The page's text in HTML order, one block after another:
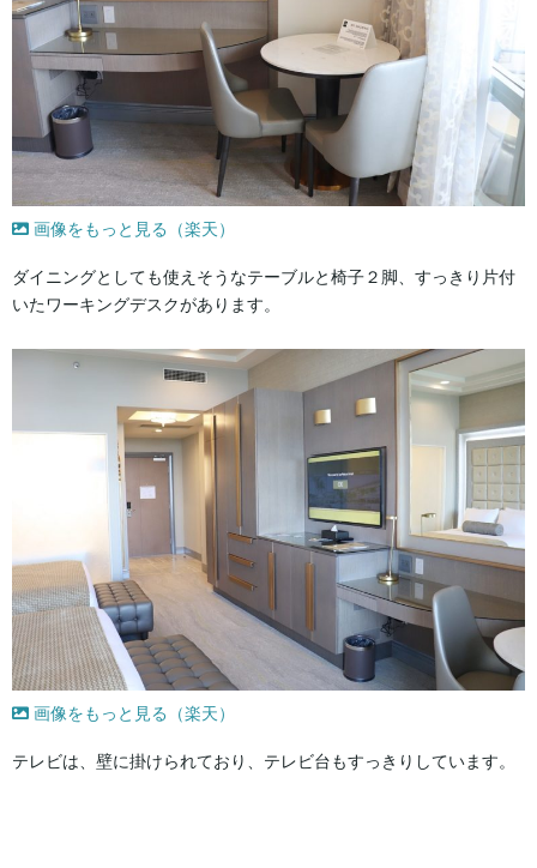
画像をもっと見る（楽天）
ダイニングとしても使えそうなテーブルと椅子２脚、すっきり片付
いたワーキングデスクがあります。
画像をもっと見る（楽天）
テレビは、壁に掛けられており、テレビ台もすっきりしています。